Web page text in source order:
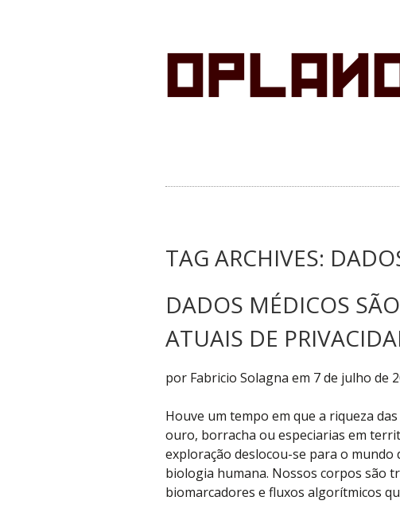
TAG ARCHIVES:
DADOS MÉDICOS
ATUAIS DE
por Fabricio Solagna em 7 de julho de
Houve um tempo em que a riqueza
ouro, borracha ou especiarias em
exploração deslocou-se para o
biologia humana. Nossos corpos são
biomarcadores e fluxos algorítmicos